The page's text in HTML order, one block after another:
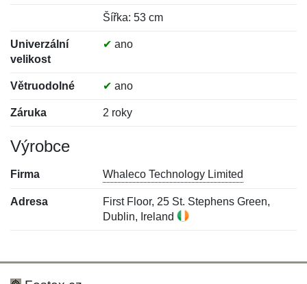
Šířka: 53 cm
Univerzální
velikost
✔ ano
Větruodolné ✔ ano
Záruka 2 roky
Výrobce
Firma Whaleco Technology Limited
Adresa
First Floor, 25 St. Stephens Green,
Dublin, Ireland
Hodnocení:
Jméno: